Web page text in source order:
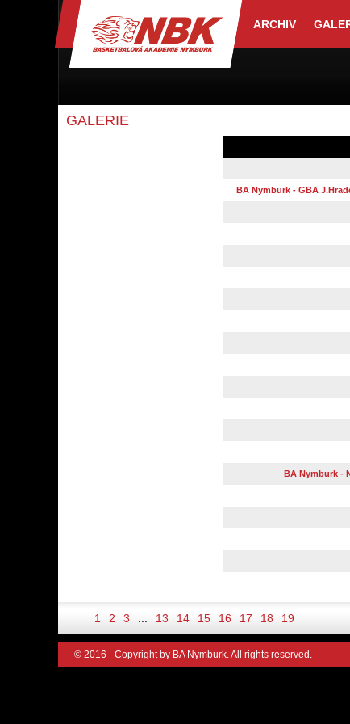
ARCHIV
GALERIE
BA Nymburk - GBA
BA Nymburk -
1 2 3 13 14 15 16 17 18 19
© 2016 - Copyright by BA Nymburk. All rights reserved.